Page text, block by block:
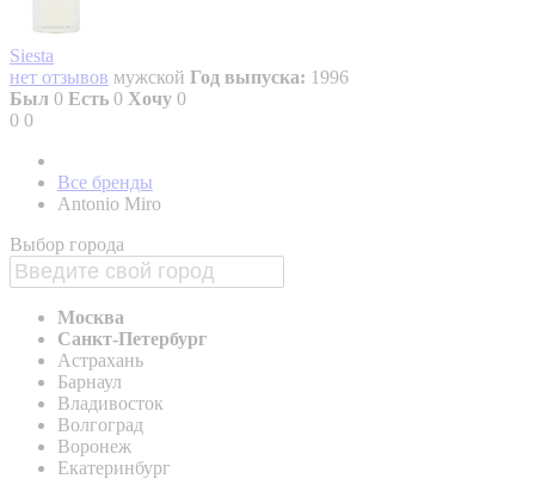
Siesta
нет отзывов мужской Год выпуска: 1996
Был 0 Есть 0 Хочу 0
0 0
Все бренды
Antonio Miro
Выбор города
Москва
Санкт-Петербург
Астрахань
Барнаул
Владивосток
Волгоград
Воронеж
Екатеринбург